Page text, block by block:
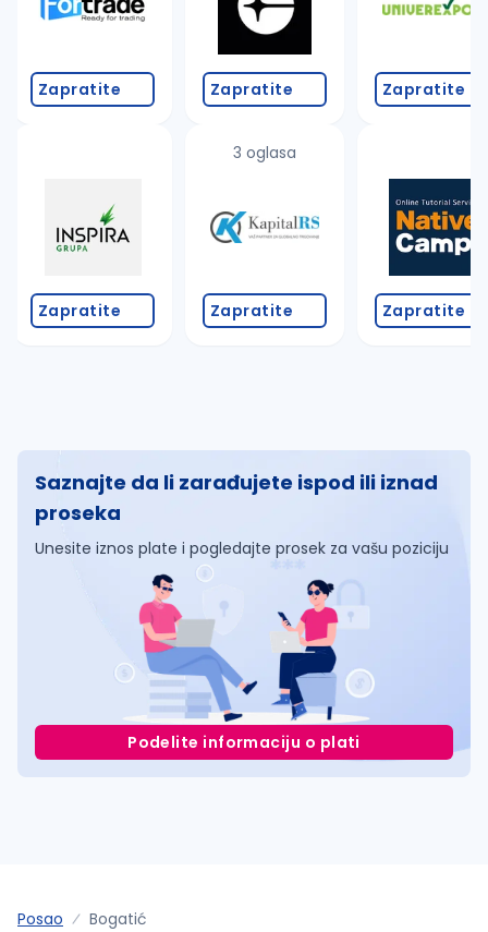
Zapratite
Zapratite
Zapratite
3 oglasa
Zapratite
Zapratite
Zapratite
Saznajte da li zarađujete ispod ili iznad
proseka
Unesite iznos plate i pogledajte prosek za vašu poziciju
Podelite informaciju o plati
Posao Bogatić